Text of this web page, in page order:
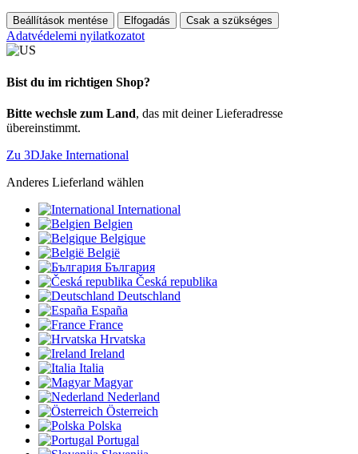
Beállítások mentése Elfogadás Csak a szükséges
Adatvédelemi nyilatkozatot
Bist du im richtigen Shop?
Bitte wechsle zum Land, das mit deiner Lieferadresse
übereinstimmt.
Zu 3DJake International
Anderes Lieferland wählen
International
Belgien
Belgique
België
България
Česká republika
Deutschland
España
France
Hrvatska
Ireland
Italia
Magyar
Nederland
Österreich
Polska
Portugal